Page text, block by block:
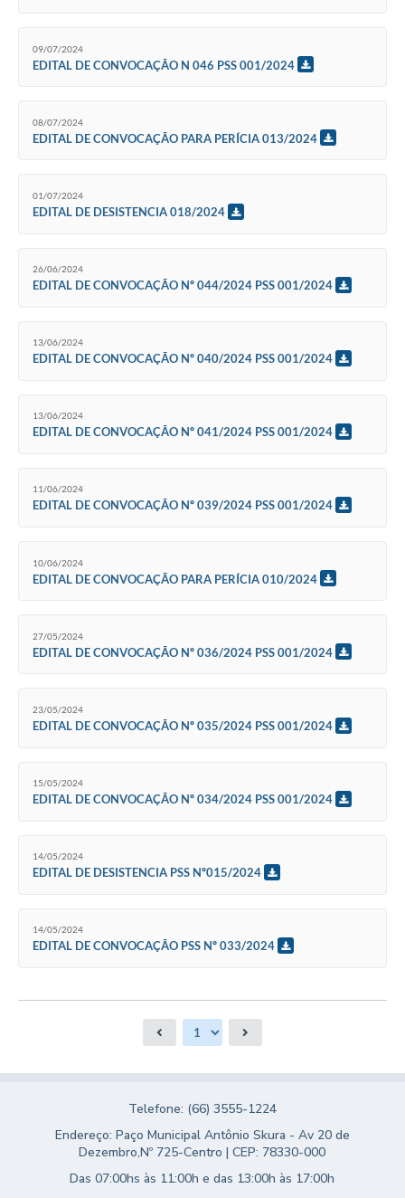
09/07/2024
EDITAL DE CONVOCAÇÃO N 046 PSS 001/2024
08/07/2024
EDITAL DE CONVOCAÇÃO PARA PERÍCIA 013/2024
01/07/2024
EDITAL DE DESISTENCIA 018/2024
26/06/2024
EDITAL DE CONVOCAÇÃO Nº 044/2024 PSS 001/2024
13/06/2024
EDITAL DE CONVOCAÇÃO Nº 040/2024 PSS 001/2024
13/06/2024
EDITAL DE CONVOCAÇÃO Nº 041/2024 PSS 001/2024
11/06/2024
EDITAL DE CONVOCAÇÃO Nº 039/2024 PSS 001/2024
10/06/2024
EDITAL DE CONVOCAÇÃO PARA PERÍCIA 010/2024
27/05/2024
EDITAL DE CONVOCAÇÃO Nº 036/2024 PSS 001/2024
23/05/2024
EDITAL DE CONVOCAÇÃO Nº 035/2024 PSS 001/2024
15/05/2024
EDITAL DE CONVOCAÇÃO Nº 034/2024 PSS 001/2024
14/05/2024
EDITAL DE DESISTENCIA PSS Nº015/2024
14/05/2024
EDITAL DE CONVOCAÇÃO PSS Nº 033/2024
Telefone: (66) 3555-1224
Endereço: Paço Municipal Antônio Skura - Av 20 de
Dezembro,Nº 725-Centro | CEP: 78330-000
Das 07:00hs às 11:00h e das 13:00h às 17:00h